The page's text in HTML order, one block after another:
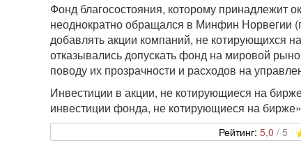
Фонд благосостояния, которому принадлежит
неоднократно обращался в Минфин Норвегии
добавлять акции компаний, не котирующихся
отказывались допускать фонд на мировой
поводу их прозрачности и расходов на
Инвестиции в акции, не котирующиеся на
инвестиции фонда, не котирующиеся на
5,0